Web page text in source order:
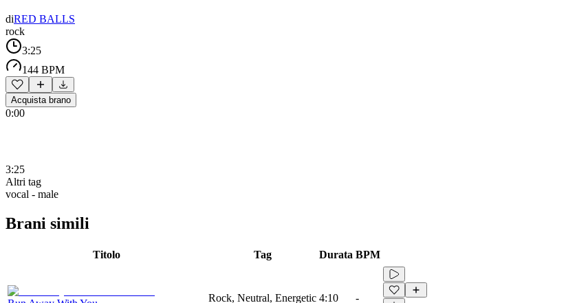
diRED BALLS
rock
3:25
144 BPM
Acquista brano
0:00
3:25
Altri tag
vocal - male
Brani simili
Titolo Tag Durata BPM
Rock, Neutral, Energetic 4:10 -